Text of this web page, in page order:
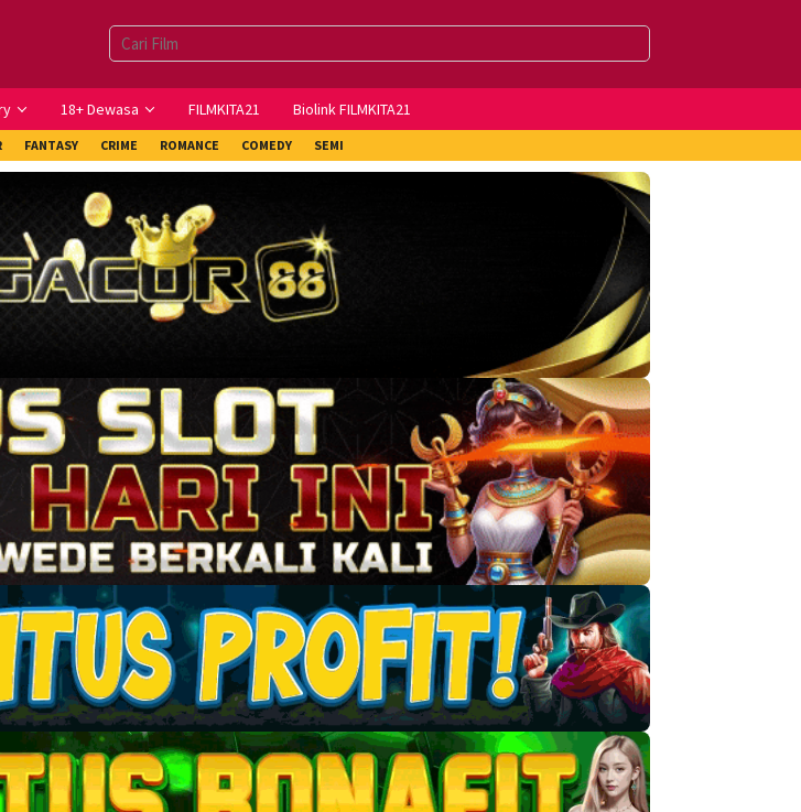
18+ Dewasa FILMKITA21 Biolink FILMKITA21
FANTASY CRIME ROMANCE COMEDY SEMI